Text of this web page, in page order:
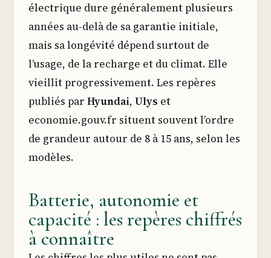
électrique dure généralement plusieurs
années au-delà de sa garantie initiale,
mais sa longévité dépend surtout de
l’usage, de la recharge et du climat. Elle
vieillit progressivement. Les repères
publiés par Hyundai, Ulys et
economie.gouv.fr situent souvent l’ordre
de grandeur autour de 8 à 15 ans, selon les
modèles.
Batterie, autonomie et
capacité : les repères chiffrés
à connaître